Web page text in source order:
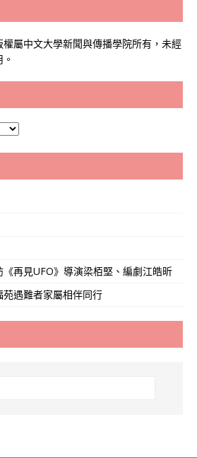
屬中文大學新聞與傳播學院所有，未經
再見UFO》導演梁栢堅、編劇江皓昕
遇難者家屬相伴同行